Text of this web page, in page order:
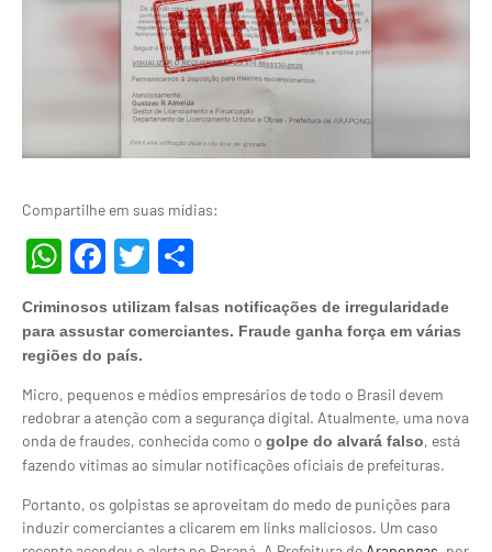
Compartilhe em suas mídias:
WhatsApp
Facebook
Twitter
Criminosos utilizam falsas notificações de irregularidade
para assustar comerciantes. Fraude ganha força em várias
regiões do país.
Micro, pequenos e médios empresários de todo o Brasil devem
redobrar a atenção com a segurança digital. Atualmente, uma nova
onda de fraudes, conhecida como o golpe do alvará falso, está
fazendo vítimas ao simular notificações oficiais de prefeituras.
Portanto, os golpistas se aproveitam do medo de punições para
induzir comerciantes a clicarem em links maliciosos. Um caso